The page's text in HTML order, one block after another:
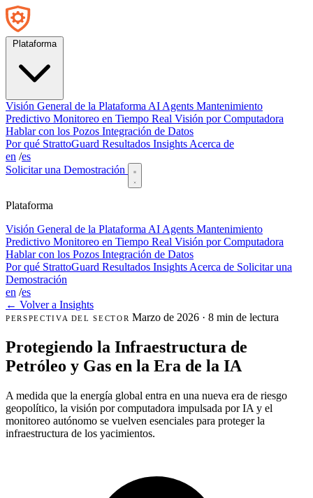
Plataforma
Visión General de la Plataforma AI Agents Mantenimiento
Predictivo Monitoreo en Tiempo Real Visión por Computadora
Hablar con los Pozos Integración de Datos
Por qué StrattoGuard Resultados Insights Acerca de
en /es
Solicitar una Demostración
Plataforma
Visión General de la Plataforma AI Agents Mantenimiento
Predictivo Monitoreo en Tiempo Real Visión por Computadora
Hablar con los Pozos Integración de Datos
Por qué StrattoGuard Resultados Insights Acerca de Solicitar una
Demostración
en /es
← Volver a Insights
PERSPECTIVA DEL SECTOR Marzo de 2026 · 8 min de lectura
Protegiendo la Infraestructura de
Petróleo y Gas en la Era de la IA
A medida que la energía global entra en una nueva era de riesgo
geopolítico, la visión por computadora impulsada por IA y el
monitoreo autónomo se vuelven esenciales para proteger la
infraestructura de los yacimientos.